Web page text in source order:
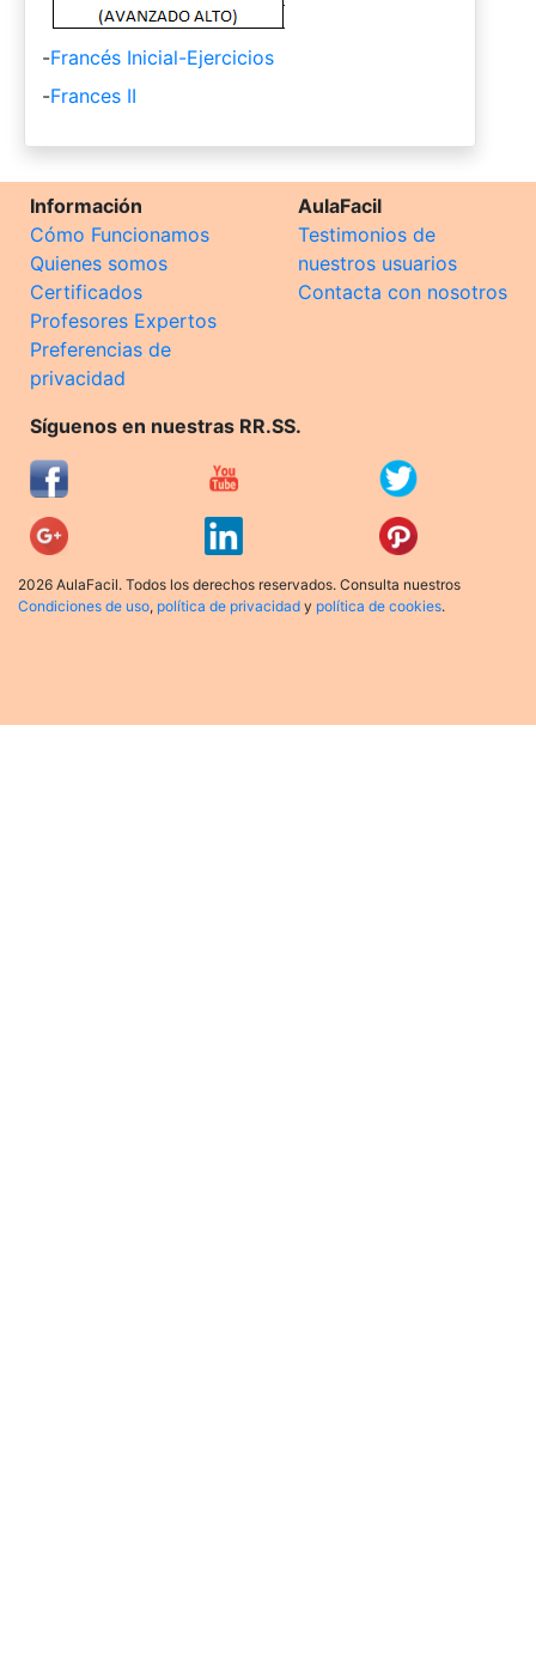
-Francés Inicial-Ejercicios
-Frances II
Información
Cómo Funcionamos
Quienes somos
Certificados
Profesores Expertos
Preferencias de
privacidad
AulaFacil
Testimonios de
nuestros usuarios
Contacta con nosotros
Síguenos en nuestras RR.SS.
2026 AulaFacil. Todos los derechos reservados. Consulta nuestros
Condiciones de uso, política de privacidad y política de cookies.